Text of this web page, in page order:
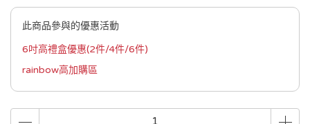
此商品參與的優惠活動
6吋高禮盒優惠(2件/4件/6件)
rainbow高加購區